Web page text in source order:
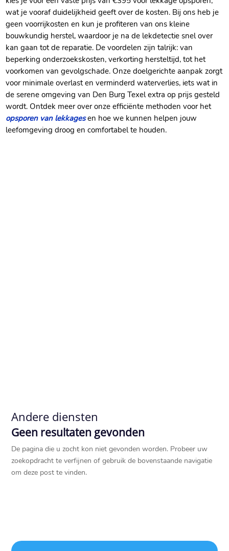
wat je vooraf duidelijkheid geeft over de kosten. Bij ons heb je
geen voorrijkosten en kun je profiteren van ons kleine
bouwkundig herstel, waardoor je na de lekdetectie snel over
kan gaan tot de reparatie. De voordelen zijn talrijk: van
beperking onderzoekskosten, verkorting hersteltijd, tot het
voorkomen van gevolgschade. Onze doelgerichte aanpak zorgt
voor minimale overlast en verminderd waterverlies, iets wat in
de serene omgeving van Den Burg Texel extra op prijs gesteld
wordt. Ontdek meer over onze efficiënte methoden voor het
opsporen van lekkagesen hoe we kunnen helpen jouw
leefomgeving droog en comfortabel te houden.
Andere diensten
Geen resultaten gevonden
De pagina die u zocht kon niet gevonden worden. Probeer uw
zoekopdracht te verfijnen of gebruik de bovenstaande navigatie
om deze post te vinden.